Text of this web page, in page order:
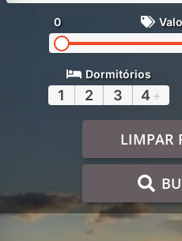
0
Dormitórios
1 2 3 4 +
LIMPAR